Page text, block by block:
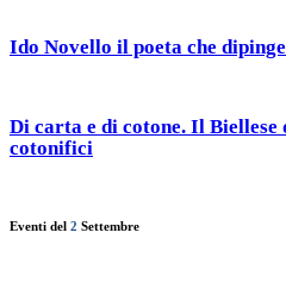
Ido Novello il poeta che
Di carta e di cotone. Il Biellese
cotonifici
Eventi del 2 Settembre